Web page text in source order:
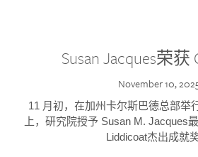
Susan Jacques荣获
November 10,
11 月初，在加州卡尔斯巴德总部举
上，研究院授予 Susan M. Jacques
Liddicoat杰出成就奖